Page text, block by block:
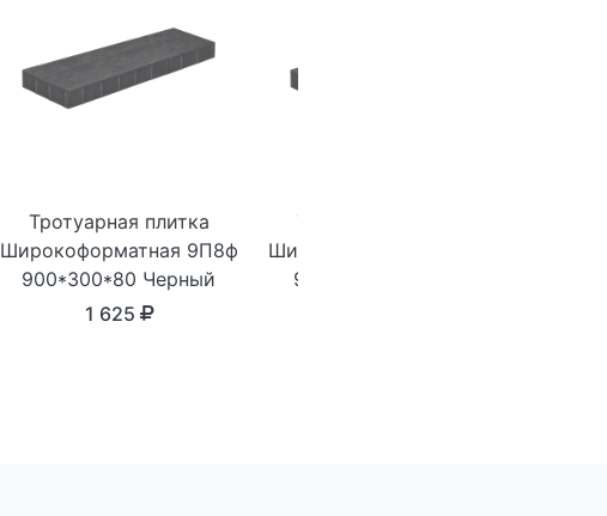
Тротуарная плитка
Широкоформатная 9П8ф
900*300*80 Черный
1 625
Тротуарная плитка
Широкоформатная 9П8ф
900*300*80 Темно-